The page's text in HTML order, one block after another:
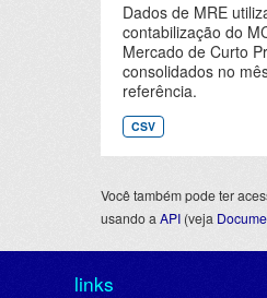
Dados de MRE
contabilização do
Mercado de Curto
consolidados no
referência.
CSV
Você também pode ter
usando a API (veja
links